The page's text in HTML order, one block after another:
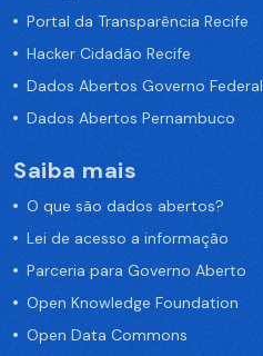
Portal da Transparência Recife
Hacker Cidadão Recife
Dados Abertos Governo Federal
Dados Abertos Pernambuco
Saiba mais
O que são dados abertos?
Lei de acesso a informação
Parceria para Governo Aberto
Open Knowledge Foundation
Open Data Commons